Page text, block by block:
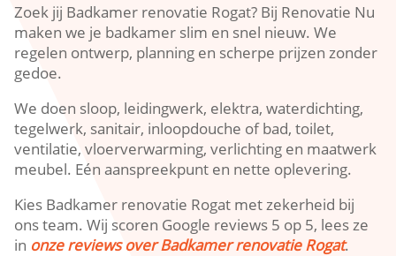
Zoek jij Badkamer renovatie Rogat? Bij Renovatie Nu
maken we je badkamer slim en snel nieuw. We
regelen ontwerp, planning en scherpe prijzen zonder
gedoe.
We doen sloop, leidingwerk, elektra, waterdichting,
tegelwerk, sanitair, inloopdouche of bad, toilet,
ventilatie, vloerverwarming, verlichting en maatwerk
meubel. Eén aanspreekpunt en nette oplevering.
Kies Badkamer renovatie Rogat met zekerheid bij
ons team. Wij scoren Google reviews 5 op 5, lees ze
in onze reviews over Badkamer renovatie Rogat.